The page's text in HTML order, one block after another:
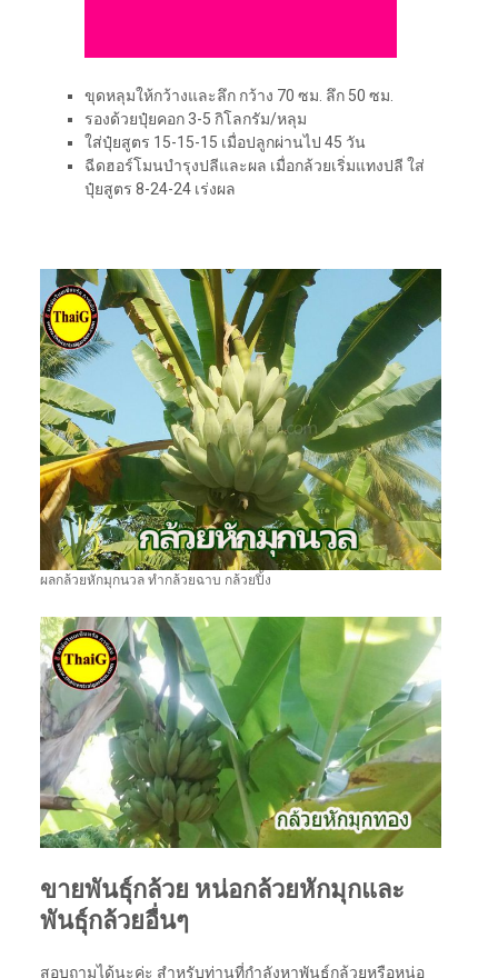
ขุดหลุมให้กว้างและลึก กว้าง 70 ซม. ลึก 50 ซม.
รองด้วยปุ๋ยคอก 3-5 กิโลกรัม/หลุม
ใส่ปุ๋ยสูตร 15-15-15 เมื่อปลูกผ่านไป 45 วัน
ฉีดฮอร์โมนบำรุงปลีและผล เมื่อกล้วยเริ่มแทงปลี ใส่
ปุ๋ยสูตร 8-24-24 เร่งผล
ผลกล้วยหักมุกนวล ทำกล้วยฉาบ กล้วยปิ้ง
ขายพันธุ์กล้วย หน่อกล้วยหักมุกและ
พันธุ์กล้วยอื่นๆ
สอบถามได้นะค่ะ สำหรับท่านที่กำลังหาพันธุ์กล้วยหรือหน่อ